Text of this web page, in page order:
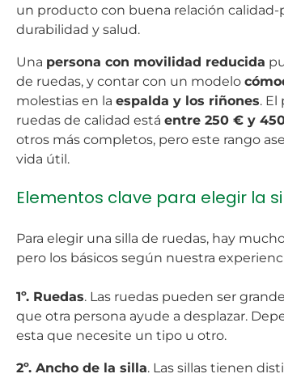
un producto con buena relación calidad-
durabilidad y salud.
Una persona con movilidad reducida
de ruedas, y contar con un modelo
molestias en la espalda y los riñones. El
ruedas de calidad está entre 250 € y
otros más completos, pero este rango
vida útil.
Elementos clave para elegir la
Para elegir una silla de ruedas, hay
pero los básicos según nuestra
1º. Ruedas. Las ruedas pueden ser
que otra persona ayude a desplazar.
esta que necesite un tipo u otro.
2º. Ancho de la silla. Las sillas tienen